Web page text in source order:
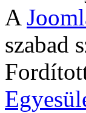
A
szabad